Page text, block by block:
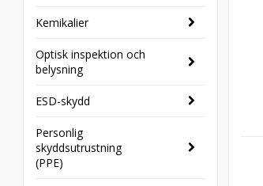
Kemikalier
Optisk inspektion och
belysning
ESD-skydd
Personlig
skyddsutrustning
(PPE)